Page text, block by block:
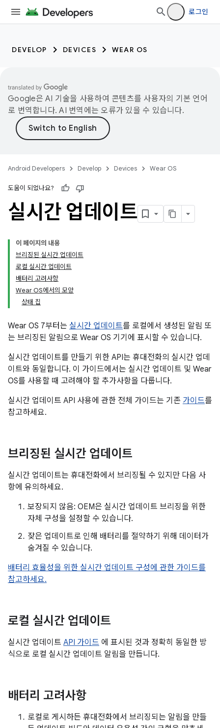
로그인
DEVELOP DEVICES WEAR OS
Google은 AI 기술을 사용하여 콘텐츠를 사용자의 기본 언어
로 번역합니다. AI 번역에는 오류가 있을 수 있습니다.
Android Developers Develop Devices Wear OS
도움이 되었나요?
실시간 업데이트
이 페이지의 내용
브리징된 실시간 업데이트
로컬 실시간 업데이트
배터리 고려사항
Wear OS에서의 모양
상태 칩
Wear OS 7부터는 실시간 업데이트를 로컬에서 생성된 알림 또
는 브리징된 알림으로 Wear OS 기기에 표시할 수 있습니다.
실시간 업데이트를 만들기 위한 API는 휴대전화의 실시간 업데
이트와 동일합니다. 이 가이드에서는 실시간 업데이트 및 Wear
OS를 사용할 때 고려해야 할 추가사항을 다룹니다.
실시간 업데이트 API 사용에 관한 전체 가이드는 기존 가이드를
참고하세요.
브리징된 실시간 업데이트
실시간 업데이트는 휴대전화에서 브리징될 수 있지만 다음 사
항에 유의하세요.
보장되지 않음: OEM은 실시간 업데이트 브리징을 위한
자체 구성을 설정할 수 있습니다.
잦은 업데이트로 인해 배터리를 절약하기 위해 데이터가
숨겨질 수 있습니다.
배터리 효율성을 위한 실시간 업데이트 구성에 관한 가이드를
참고하세요.
로컬 실시간 업데이트
실시간 업데이트 API 가이드 에 표시된 것과 정확히 동일한 방
식으로 로컬 실시간 업데이트 알림을 만듭니다.
배터리 고려사항
로컬로 게시하든 휴대전화에서 브리징되는 알림을 만들